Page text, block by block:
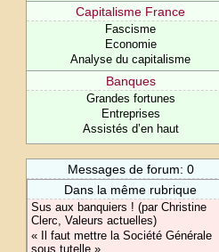
Capitalisme France
Fascisme
Economie
Analyse du capitalisme
Banques
Grandes fortunes
Entreprises
Assistés d’en haut
Messages de forum: 0
Dans la même rubrique
Sus aux banquiers ! (par Christine
Clerc, Valeurs actuelles)
« Il faut mettre la Société Générale
sous tutelle »